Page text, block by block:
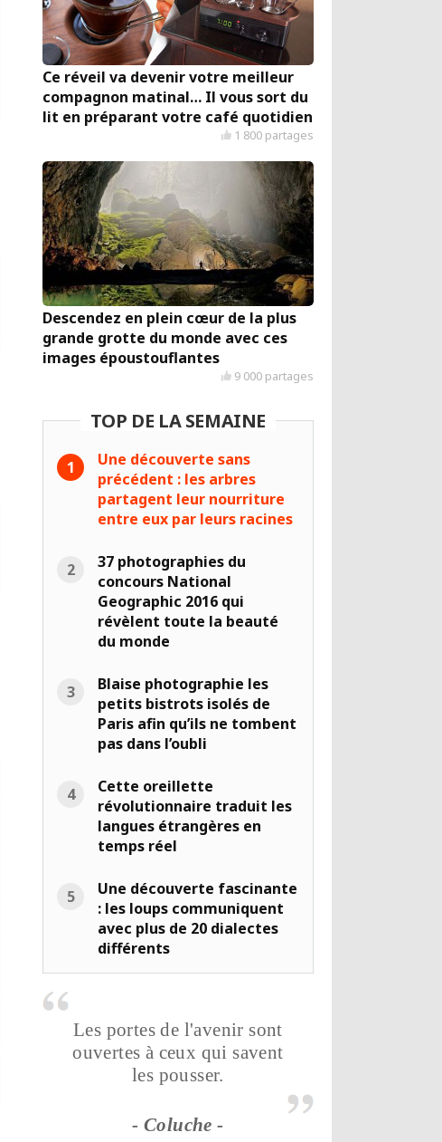
Ce réveil va devenir votre meilleur
compagnon matinal… Il vous sort du
lit en préparant votre café quotidien
1 800 partages
Descendez en plein cœur de la plus
grande grotte du monde avec ces
images époustouflantes
9 000 partages
TOP DE LA SEMAINE
Une découverte sans
précédent : les arbres
partagent leur nourriture
entre eux par leurs racines
37 photographies du
concours National
Geographic 2016 qui
révèlent toute la beauté
du monde
Blaise photographie les
petits bistrots isolés de
Paris afin qu’ils ne tombent
pas dans l’oubli
Cette oreillette
révolutionnaire traduit les
langues étrangères en
temps réel
Une découverte fascinante
: les loups communiquent
avec plus de 20 dialectes
différents
Les portes de l'avenir sont
ouvertes à ceux qui savent
les pousser.
- Coluche -